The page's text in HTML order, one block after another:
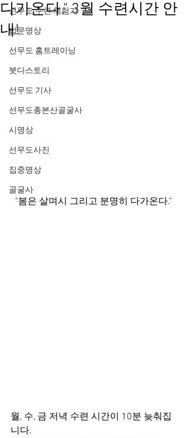
선무도 수련 체험기
법문명상
선무도 홈트레이닝
붓다스토리
선무도 기사
선무도총본산골굴사
시명상
선무도사진
집중명상
골굴사
다가온다." 3월 수련시간 안
내!
"봄은 살며시 그리고 분명히 다가온다."
월, 수, 금 저녁 수련 시간이 10분 늦춰집
니다.